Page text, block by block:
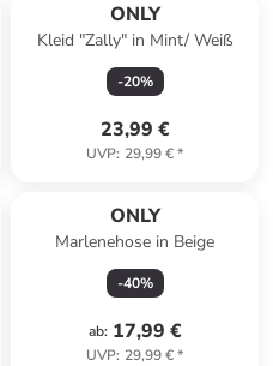
ONLY
Kleid "Zally" in Mint/ Weiß
-20%
23,99 €
UVP: 29,99 €*
ONLY
Marlenehose in Beige
-40%
ab: 17,99 €
UVP: 29,99 €*